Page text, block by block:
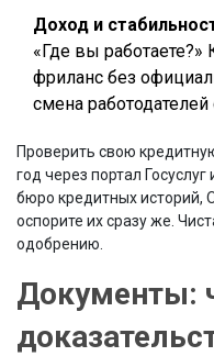
Доход и
«Где вы
фриланс без
смена
Проверить свою
год через портал
бюро кредитных историй,
оспорите их сразу же.
одобрению.
Документы: